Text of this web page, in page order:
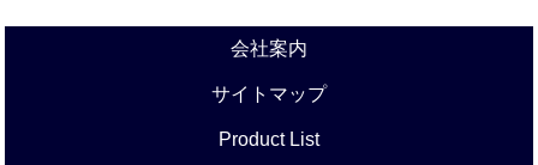
会社案内
サイトマップ
Product List